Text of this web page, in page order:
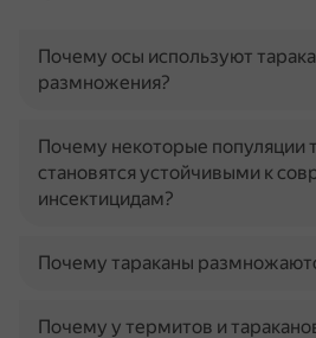
Почему осы используют
размножения?
Почему некоторые популяции
становятся устойчивыми к
инсектицидам?
Почему тараканы
Почему у термитов и